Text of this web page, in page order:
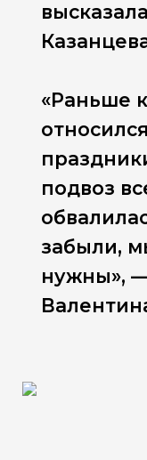
«Раньше
подвоз
забыли,
нужны»,